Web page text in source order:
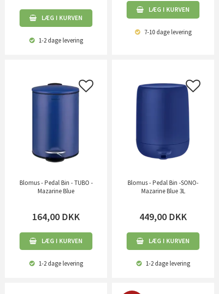
LÆG I KURVEN
1-2 dagelevering
LÆG I KURVEN
7-10 dagelevering
Blomus - Pedal Bin - TUBO -
Mazarine Blue
164,00 DKK
LÆG I KURVEN
1-2 dagelevering
Blomus - Pedal Bin -SONO-
Mazarine Blue 3L
449,00 DKK
LÆG I KURVEN
1-2 dagelevering